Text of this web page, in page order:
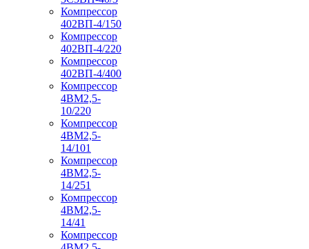
Компрессор
402ВП-4/150
Компрессор
402ВП-4/220
Компрессор
402ВП-4/400
Компрессор
4ВМ2,5-
10/220
Компрессор
4ВМ2,5-
14/101
Компрессор
4ВМ2,5-
14/251
Компрессор
4ВМ2,5-
14/41
Компрессор